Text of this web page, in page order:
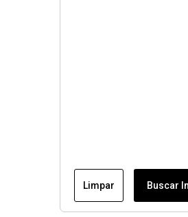
Limpar Buscar